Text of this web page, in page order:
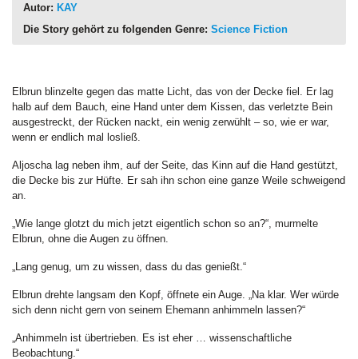
Autor: KAY
Die Story gehört zu folgenden Genre: Science Fiction
Elbrun blinzelte gegen das matte Licht, das von der Decke fiel. Er lag
halb auf dem Bauch, eine Hand unter dem Kissen, das verletzte Bein
ausgestreckt, der Rücken nackt, ein wenig zerwühlt – so, wie er war,
wenn er endlich mal losließ.
Aljoscha lag neben ihm, auf der Seite, das Kinn auf die Hand gestützt,
die Decke bis zur Hüfte. Er sah ihn schon eine ganze Weile schweigend
an.
„Wie lange glotzt du mich jetzt eigentlich schon so an?“, murmelte
Elbrun, ohne die Augen zu öffnen.
„Lang genug, um zu wissen, dass du das genießt.“
Elbrun drehte langsam den Kopf, öffnete ein Auge. „Na klar. Wer würde
sich denn nicht gern von seinem Ehemann anhimmeln lassen?“
„Anhimmeln ist übertrieben. Es ist eher … wissenschaftliche
Beobachtung.“